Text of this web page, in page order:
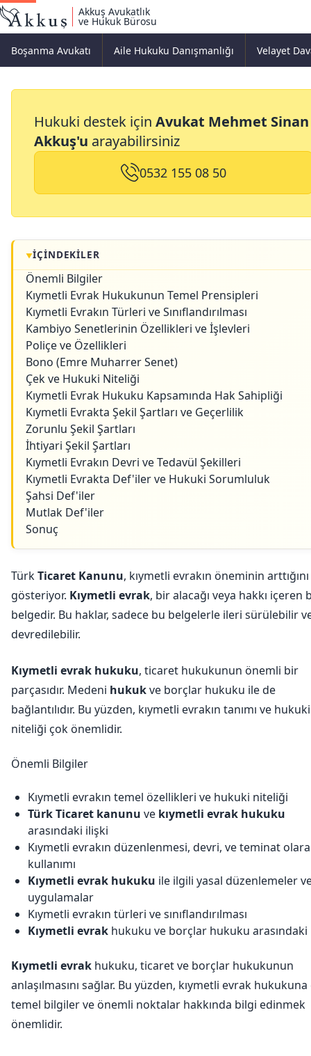
Akkuş Avukatlık
ve Hukuk Bürosu
Boşanma Avukatı Aile Hukuku Danışmanlığı Velayet
Temel Bilgiler Ve
Önmeli Noktalar
Hukuki destek için Avukat Mehmet Sinan
Akkuş'u arayabilirsiniz
0532 155 08 50
İÇINDEKILER
Önemli Bilgiler
Kıymetli Evrak Hukukunun Temel Prensipleri
Kıymetli Evrakın Türleri ve Sınıflandırılması
Kambiyo Senetlerinin Özellikleri ve İşlevleri
Poliçe ve Özellikleri
Bono (Emre Muharrer Senet)
Çek ve Hukuki Niteliği
Kıymetli Evrak Hukuku Kapsamında Hak Sahipliği
Kıymetli Evrakta Şekil Şartları ve Geçerlilik
Zorunlu Şekil Şartları
İhtiyari Şekil Şartları
Kıymetli Evrakın Devri ve Tedavül Şekilleri
Kıymetli Evrakta Def'iler ve Hukuki Sorumluluk
Şahsi Def'iler
Mutlak Def'iler
Sonuç
TürkTicaret Kanunu, kıymetli evrakın öneminin arttığını
gösteriyor. Kıymetli evrak, bir alacağı veya hakkı içeren
belgedir. Bu haklar, sadece bu belgelerle ileri sürülebilir
devredilebilir.
Kıymetli evrak hukuku, ticaret hukukunun önemli bir
parçasıdır. Medeni hukukve borçlar hukuku ile de
bağlantılıdır. Bu yüzden, kıymetli evrakın tanımı ve hukuki
niteliği çok önemlidir.
Önemli Bilgiler
Kıymetli evrakın temel özellikleri ve hukuki niteliği
Türk Ticaret kanunu ve kıymetli evrak hukuku
arasındaki ilişki
Kıymetli evrakın düzenlenmesi, devri, ve teminat
kullanımı
Kıymetli evrak hukuku ile ilgili yasal düzenlemeler
uygulamalar
Kıymetli evrakın türleri ve sınıflandırılması
Kıymetli evrak hukuku ve borçlar hukuku arasındaki
Kıymetli evrak hukuku, ticaret ve borçlar hukukunun
anlaşılmasını sağlar. Bu yüzden, kıymetli evrak
temel bilgiler ve önemli noktalar hakkında bilgi edinmek
önemlidir.